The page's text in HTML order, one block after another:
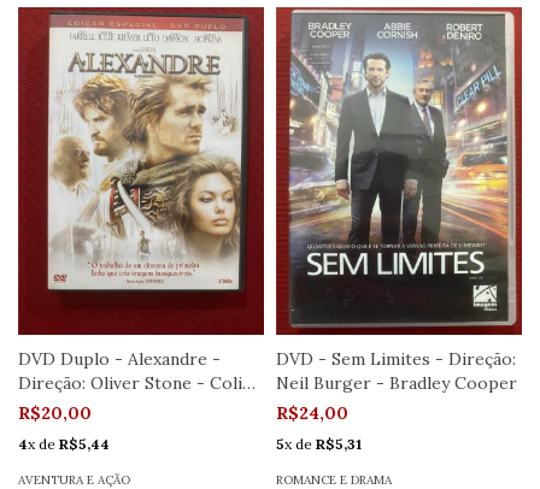
DVD Duplo - Alexandre -
Direção: Oliver Stone - Colin
Farrel
R$20,00
4x de R$5,44
AVENTURA E AÇÃO
DVD - Sem Limites - Direção:
Neil Burger - Bradley Cooper
R$24,00
5x de R$5,31
ROMANCE E DRAMA